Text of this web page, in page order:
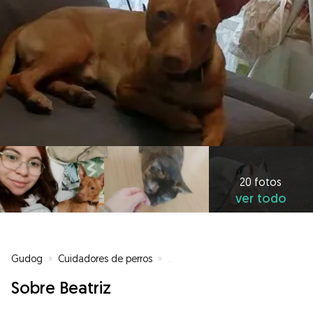
20 fotos
ver todo
Gudog » Cuidadores de perros »
Sobre Beatriz